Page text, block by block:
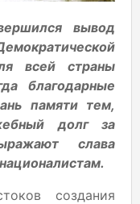
вывод
всей страны
благодарные
памяти тем,
долг за
слава
создания